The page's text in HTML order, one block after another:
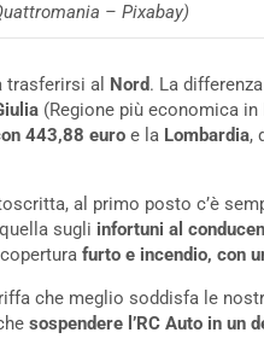
– Pixabay)
trasferirsi al Nord. La
(Regione più economica
443,88 euro e la Lombardia,
al primo posto c’è
sugli infortuni al
furto e incendio, con
che meglio soddisfa le
sospendere l’RC Auto in un